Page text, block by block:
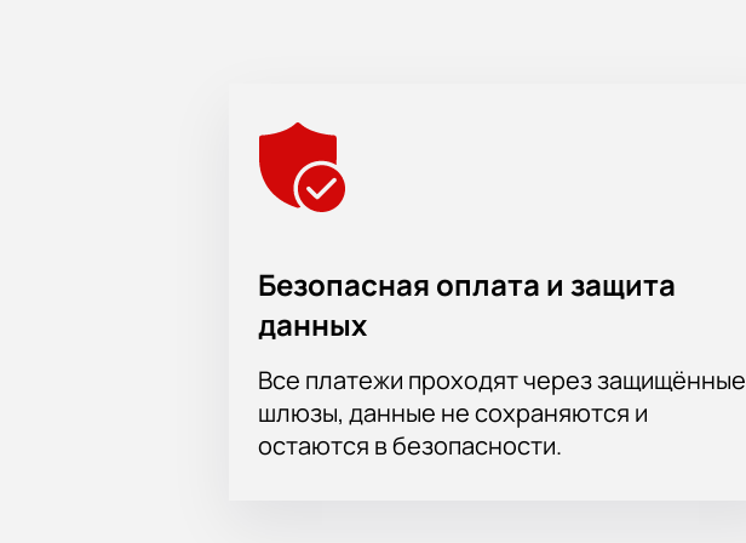
Безопасная оплата и защита
данных
Все платежи проходят через защищённые
шлюзы, данные не сохраняются и
остаются в безопасности.